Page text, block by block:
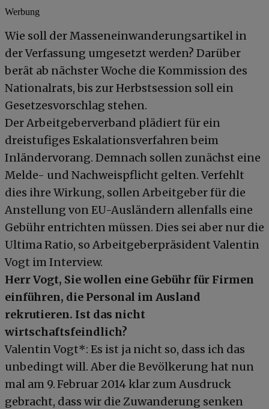
Werbung
Wie soll der Masseneinwanderungsartikel in
der Verfassung umgesetzt werden? Darüber
berät ab nächster Woche die Kommission des
Nationalrats, bis zur Herbstsession soll ein
Gesetzesvorschlag stehen.
Der Arbeitgeberverband plädiert für ein
dreistufiges Eskalationsverfahren beim
Inländervorang. Demnach sollen zunächst eine
Melde- und Nachweispflicht gelten. Verfehlt
dies ihre Wirkung, sollen Arbeitgeber für die
Anstellung von EU-Ausländern allenfalls eine
Gebühr entrichten müssen. Dies sei aber nur die
Ultima Ratio, so Arbeitgeberpräsident Valentin
Vogt im Interview.
Herr Vogt, Sie wollen eine Gebühr für Firmen
einführen, die Personal im Ausland
rekrutieren. Ist das nicht
wirtschaftsfeindlich?
Valentin Vogt*: Es ist ja nicht so, dass ich das
unbedingt will. Aber die Bevölkerung hat nun
mal am 9. Februar 2014 klar zum Ausdruck
gebracht, dass wir die Zuwanderung senken